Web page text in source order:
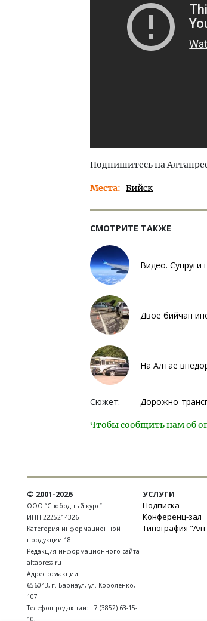
Подпишитесь на
Места Бийск
СМОТРИТЕ ТАКЖЕ
Видео. Супруги
Двое бийчан
На Алтае
Сюжет: Дорожно-
Чтобы сообщить нам об
© 2001-2026
ООО “Свободный курс”
ИНН 2225214326
Категория информационной
продукции 18+
Редакция информационного сайта
altapress.ru
Адрес редакции:
656043, г. Барнаул, ул. Короленко,
107
Телефон редакции: +7 (3852) 63-15-
УСЛУГИ
Подписка
Конференц-зал
Типография